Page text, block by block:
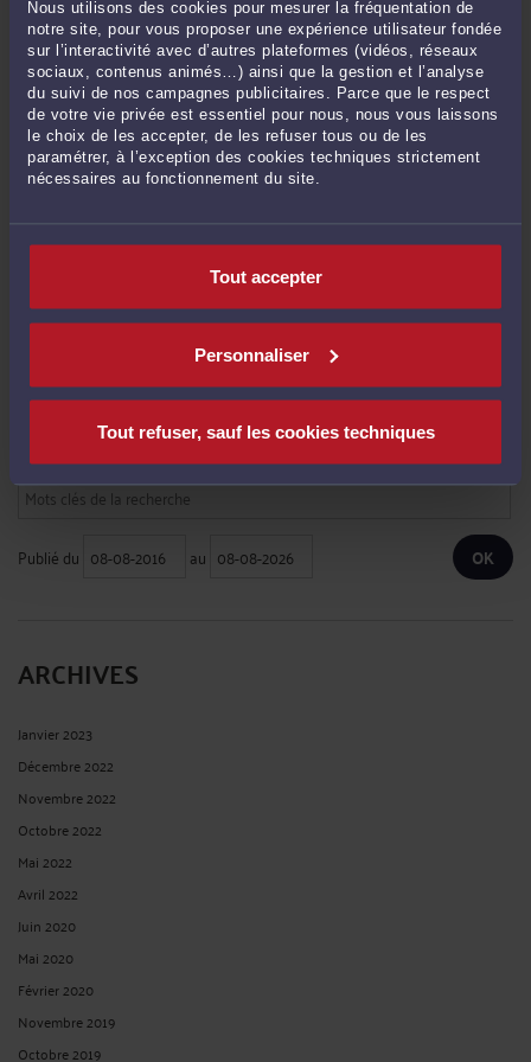
Nous utilisons des cookies pour mesurer la fréquentation de
notre site, pour vous proposer une expérience utilisateur fondée
sur l’interactivité avec d’autres plateformes (vidéos, réseaux
sociaux, contenus animés…) ainsi que la gestion et l’analyse
du suivi de nos campagnes publicitaires. Parce que le respect
de votre vie privée est essentiel pour nous, nous vous laissons
le choix de les accepter, de les refuser tous ou de les
paramétrer, à l’exception des cookies techniques strictement
nécessaires au fonctionnement du site.
Tout accepter
Personnaliser
Tout refuser, sauf les cookies techniques
Impôt sur les sociétés d’une entreprise en procédure collective : la créance
doit être payée à l’échéance !-Le 25 oct. 2022 à 21:26
Plan de redressement : les créanciers ne peuvent pas être payés au-delà de
leur admission au passif ! -Le 25 oct. 2022 à 19:18
Résiliation du bail commercial en liquidation judiciaire : le juge-commissaire
ne peut pas accorder des délais de paiement !
Ouverture d’un redressement judiciaire : la saisie des rémunérations doit
RECHERCHE
Publié du au
ARCHIVES
Janvier 2023
Décembre 2022
Novembre 2022
Octobre 2022
Mai 2022
Avril 2022
Juin 2020
Mai 2020
Février 2020
Novembre 2019
Octobre 2019